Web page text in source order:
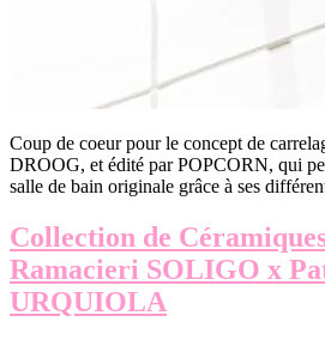
Coup de coeur pour le concept de
DROOG, et édité par POPCORN, qui
salle de bain originale grâce à ses
Collection de
Ramacieri SOLIGO x
URQUIOLA